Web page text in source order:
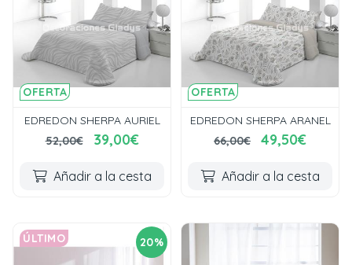
OFERTA
EDREDON SHERPA AURIEL
52,00€
39,00€
Añadir a la cesta
OFERTA
EDREDON SHERPA ARANEL
66,00€
49,50€
Añadir a la cesta
20%
ÚLTIMO